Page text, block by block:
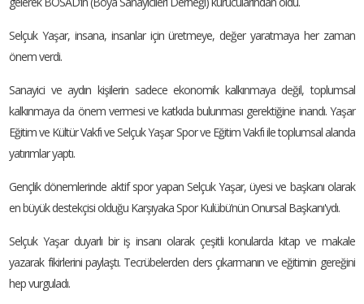
Selçuk Yaşar, insana, insanlar için üretmeye, değer yaratmaya her zaman
önem verdi.
Sanayici ve aydın kişilerin sadece ekonomik kalkınmaya değil, toplumsal
kalkınmaya da önem vermesi ve katkıda bulunması gerektiğine inandı. Yaşar
Eğitim ve Kültür Vakfı ve Selçuk Yaşar Spor ve Eğitim Vakfı ile toplumsal alanda
yatırımlar yaptı.
Gençlik dönemlerinde aktif spor yapan Selçuk Yaşar, üyesi ve başkanı olarak
en büyük destekçisi olduğu Karşıyaka Spor Kulübü’nün Onursal Başkanı'ydı.
Selçuk Yaşar duyarlı bir iş insanı olarak çeşitli konularda kitap ve makale
yazarak fikirlerini paylaştı. Tecrübelerden ders çıkarmanın ve eğitimin gereğini
hep vurguladı.